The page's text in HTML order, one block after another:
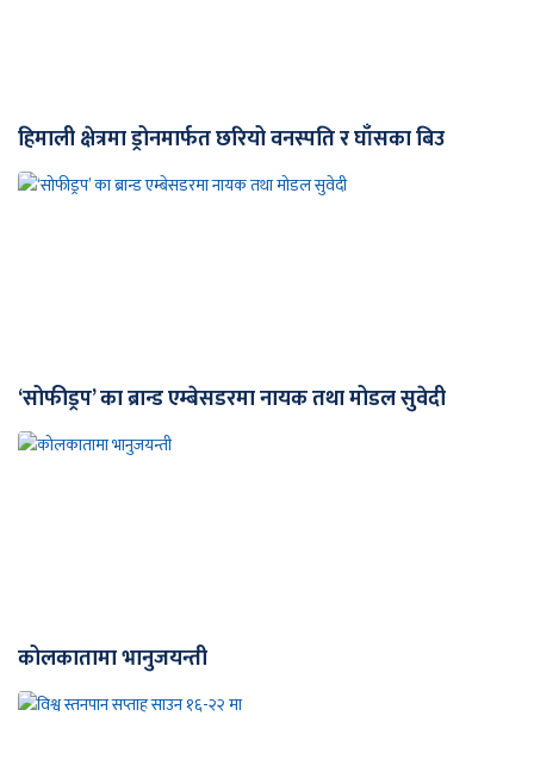
हिमाली क्षेत्रमा ड्रोनमार्फत छरियो वनस्पति र घाँसका बिउ
‘सोफीड्रप’ का ब्रान्ड एम्बेसडरमा नायक तथा मोडल सुवेदी
कोलकातामा भानुजयन्ती